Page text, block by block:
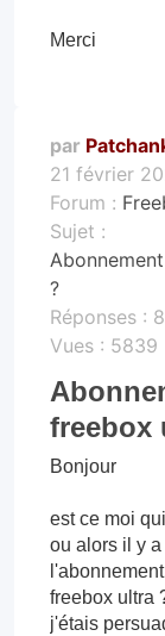
Merci
par
21 février
Forum :
Sujet :
?
Réponses : 8
Vues : 5839
freebox
Bonjour
est ce moi
ou alors il y
freebox ultra
j'étais